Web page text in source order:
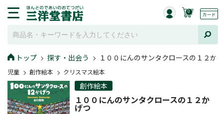
0
トップ 探す・出会う １００にんのサンタクロースの１２か
児童 創作絵本 クリスマス絵本
創作絵本
１００にんのサンタクロースの１２か
げつ